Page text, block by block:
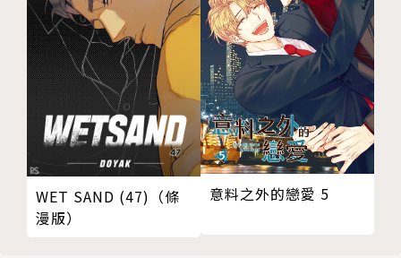
WET SAND (47)（條
漫版）
意料之外的戀愛 5